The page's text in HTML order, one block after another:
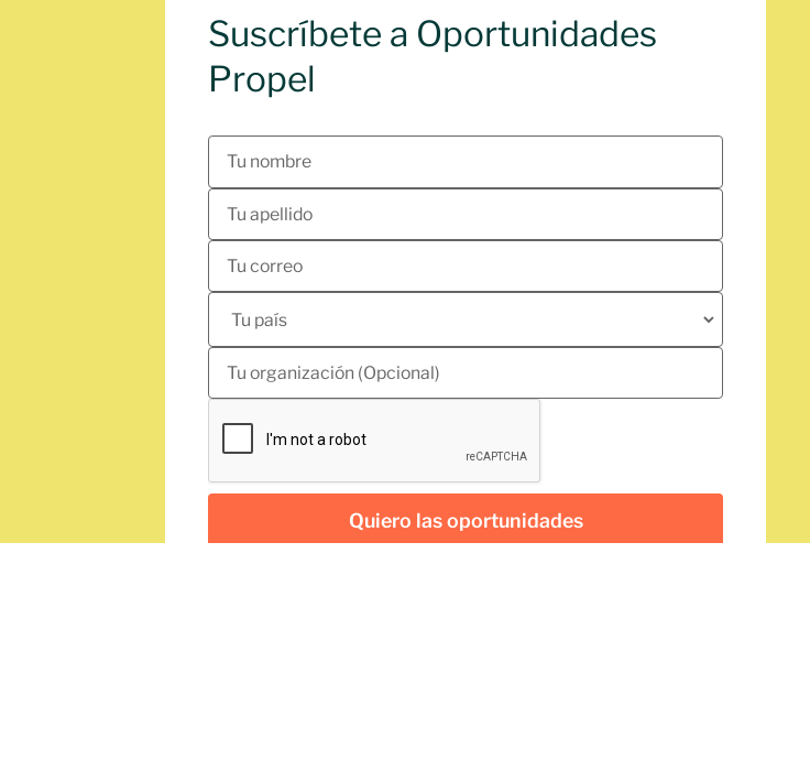
Suscríbete a Oportunidades
Propel